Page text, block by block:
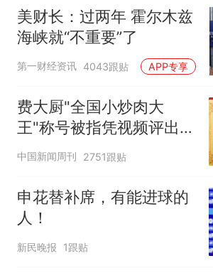
美财长：过两年 霍尔木兹
海峡就“不重要”了
第一财经资讯 4043跟贴 APP专享
费大厨"全国小炒肉大
王"称号被指凭视频评出
官方回应
中国新闻周刊 2751跟贴
申花替补席，有能进球的
人！
新民晚报 1跟贴